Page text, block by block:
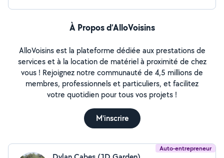
À Propos d’AlloVoisins
AlloVoisins est la plateforme dédiée aux prestations de
services et à la location de matériel à proximité de chez
vous ! Rejoignez notre communauté de 4,5 millions de
membres, professionnels et particuliers, et facilitez
votre quotidien pour tous vos projets !
M'inscrire
Auto-entrepreneur